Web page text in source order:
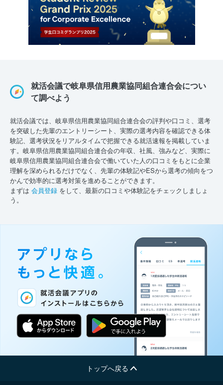
就活会議で岐阜県信用農業協同組合連合会につい
て調べよう
就活会議では、岐阜県信用農業協同組合連合会の評判や口コミ、選考
を突破した先輩のエントリーシート、実際の選考内容を確認できる体
験記、選考状況をリアルタイムで把握できる就活速報を掲載していま
す。岐阜県信用農業協同組合連合会の年収、社風、強みなど、実際に
岐阜県信用農業協同組合連合会で働いていた人の口コミをもとに企業
理解を深められるだけでなく、先輩の体験記やESから選考の傾向をつ
かんで効率的に選考対策を進めることができます。
まずは 会員登録 をして、最新の口コミや体験記をチェックしましょ
う。
トップへ戻る